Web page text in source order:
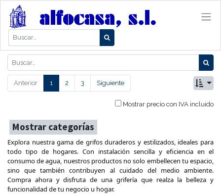
Anterior 1 2 3 Siguiente
Mostrar precio con IVA incluido
Mostrar categorías
Explora nuestra gama de grifos duraderos y estilizados, ideales para
todo tipo de hogares. Con instalación sencilla y eficiencia en el
consumo de agua, nuestros productos no solo embellecen tu espacio,
sino que también contribuyen al cuidado del medio ambiente.
Compra ahora y disfruta de una grifería que realza la belleza y
funcionalidad de tu negocio u hogar.